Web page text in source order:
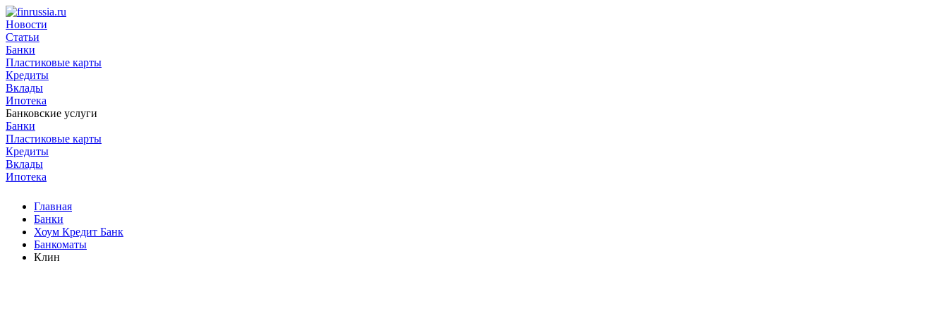
Новости
Статьи
Банки
Пластиковые карты
Кредиты
Вклады
Ипотека
Банковские услуги
Банки
Пластиковые карты
Кредиты
Вклады
Ипотека
Главная
Банки
Хоум Кредит Банк
Банкоматы
Клин